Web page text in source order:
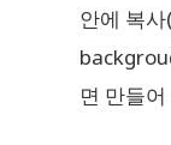
안에 복
면 만들